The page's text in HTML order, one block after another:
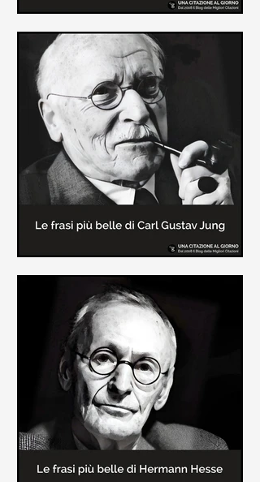
Le frasi più belle di Andrea
Camilleri
In questa sezione sono raccolte le
frasi più belle di Andrea Camilleri, il
creatore dei libri sulle vicende del
Commissario Montalbano
Le frasi più belle di Carl Gustav
In questa pagina sono raccolte le
frasi più belle di Carl Gustav Jung
tratte dai suoi libri più significativi
come "Libro Rosso"